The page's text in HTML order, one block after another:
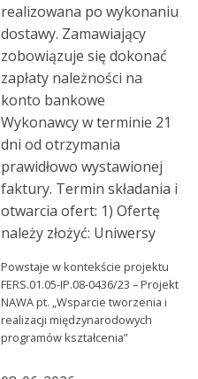
realizowana po wykonaniu
dostawy. Zamawiający
zobowiązuje się dokonać
zapłaty należności na
konto bankowe
Wykonawcy w terminie 21
dni od otrzymania
prawidłowo wystawionej
faktury. Termin składania i
otwarcia ofert: 1) Ofertę
należy złożyć: Uniwersy
Powstaje w kontekście projektu
FERS.01.05-IP.08-0436/23 – Projekt
NAWA pt. „Wsparcie tworzenia i
realizacji międzynarodowych
programów kształcenia”